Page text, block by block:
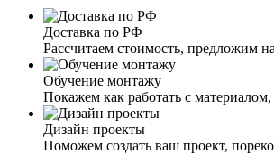
Доставка по РФ
Рассчитаем стоимость, предложим
Обучение монтажу
Покажем как работать с
Дизайн проекты
Поможем создать ваш проект,